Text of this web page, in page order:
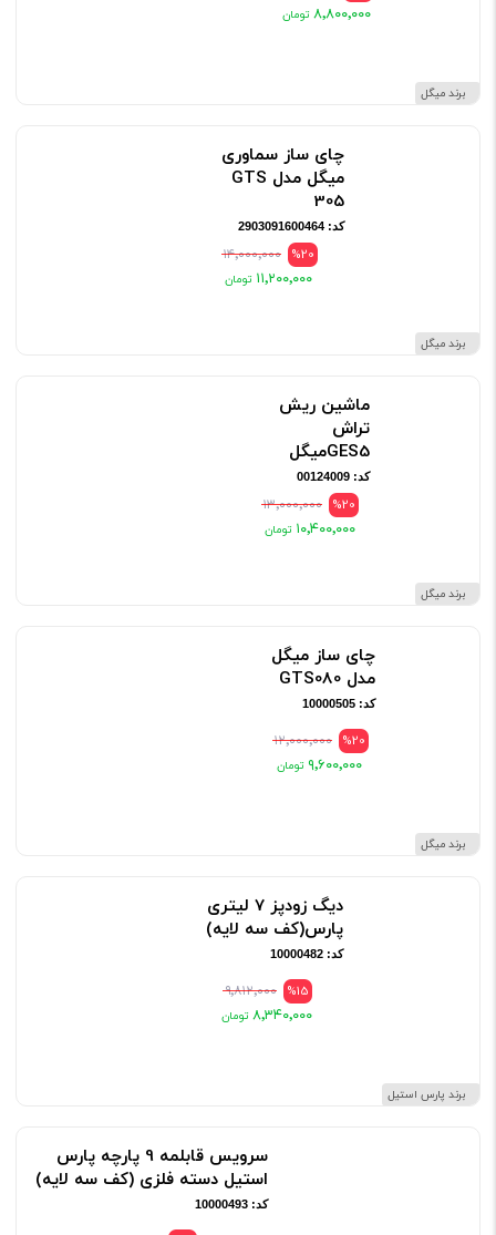
برند میگل
۸٬۸۰۰٬۰۰۰
برند میگل
چای ساز سماوری
میگل مدل GTS
305
کد: 2903091600464
%20 ۱۴٬۰۰۰٬۰۰۰
۱۱٬۲۰۰٬۰۰۰
برند میگل
ماشین ریش
تراش
GES5میگل
کد: 00124009
%20 ۱۳٬۰۰۰٬۰۰۰
۱۰٬۴۰۰٬۰۰۰
برند میگل
چای ساز میگل
مدل GTS080
کد: 10000505
%20 ۱۲٬۰۰۰٬۰۰۰
۹٬۶۰۰٬۰۰۰
برند پارس استیل
دیگ زودپز 7 لیتری
پارس(کف سه لایه)
کد: 10000482
%15 ۹٬۸۱۲٬۰۰۰
۸٬۳۴۰٬۰۰۰
سرویس قابلمه 9 پارچه پارس
استیل دسته فلزی (کف سه لایه)
کد: 10000493